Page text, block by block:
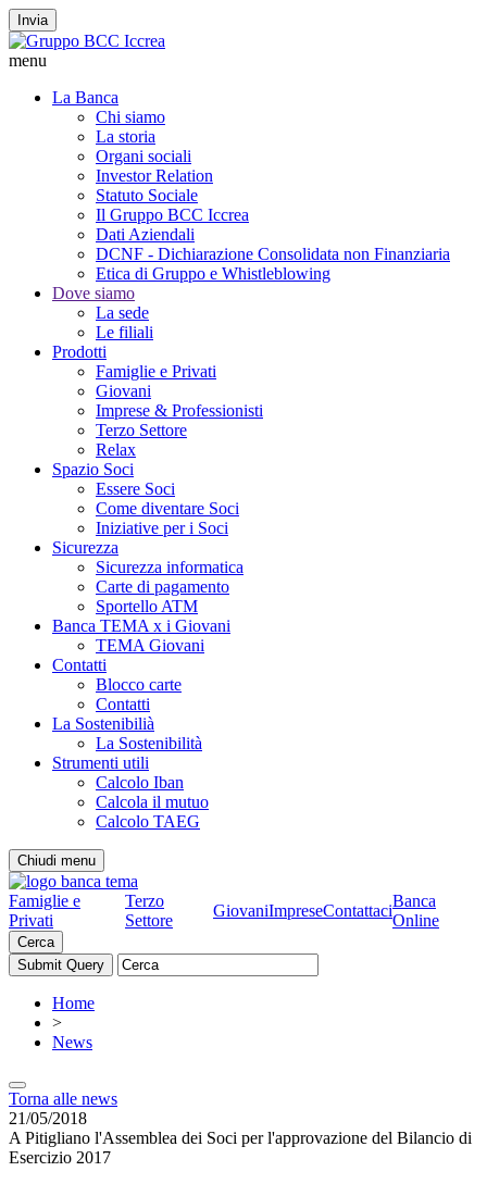
Invia
menu
La Banca
Chi siamo
La storia
Organi sociali
Investor Relation
Statuto Sociale
Il Gruppo BCC Iccrea
Dati Aziendali
DCNF - Dichiarazione Consolidata non Finanziaria
Etica di Gruppo e Whistleblowing
Dove siamo
La sede
Le filiali
Prodotti
Famiglie e Privati
Giovani
Imprese & Professionisti
Terzo Settore
Relax
Spazio Soci
Essere Soci
Come diventare Soci
Iniziative per i Soci
Sicurezza
Sicurezza informatica
Carte di pagamento
Sportello ATM
Banca TEMA x i Giovani
TEMA Giovani
Contatti
Blocco carte
Contatti
La Sostenibilià
La Sostenibilità
Strumenti utili
Calcolo Iban
Calcola il mutuo
Calcolo TAEG
Chiudi menu
Famiglie e
Privati
Terzo
Settore
GiovaniImpreseContattaci
Banca
Online
Cerca
Home
>
News
Torna alle news
21/05/2018
A Pitigliano l'Assemblea dei Soci per l'approvazione del Bilancio di
Esercizio 2017